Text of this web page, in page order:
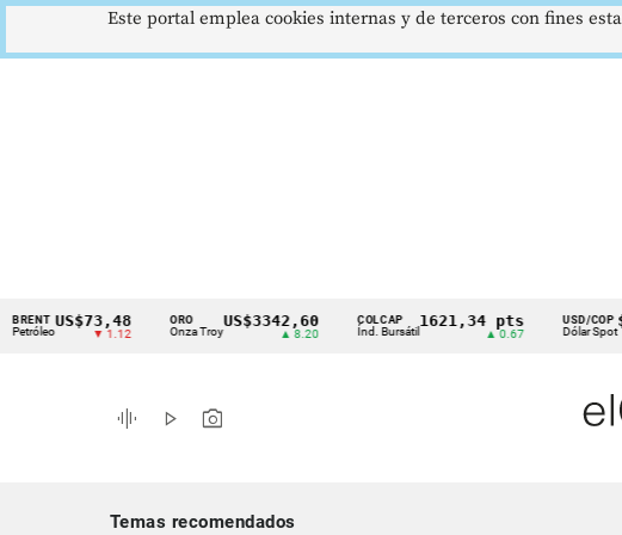
Cintillo
indicadores
económicos
US$73,48
▼ 1.12
ORO
Onza Troy
US$3342,60 COLCAP
Índ. Bursátil
1621,34 pts USD/COP
Dólar Spot
$4178
▲ 0.42
graphic_eq play_arrow photo_camera
Temas recomendados
Este portal emplea cookies internas y de terceros con fines